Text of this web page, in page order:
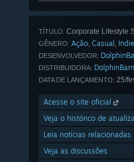
TÍTULO: Corporate Lifestyle
GÊNERO: Ação, Casual , Indie
DESENVOLVEDOR:
DISTRIBUIDORA: DolphinBarn
DATA DE LANÇAMENTO: 25/
Acesse o site oficial
Veja o histórico de
Leia notícias relacionadas
Veja as discussões